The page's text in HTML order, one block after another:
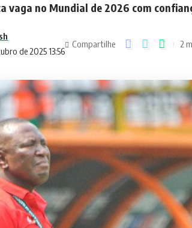
vaga no Mundial de 2026 com
de 2025 13:56
Compartilhe 2